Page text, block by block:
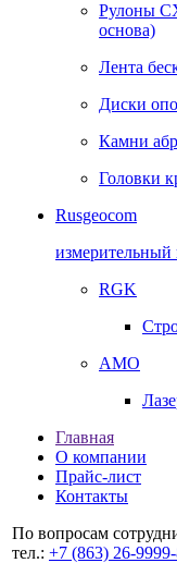
Рулоны
основа)
Лента
Диски
Камни
Головки
Rusgeocom
измерительный
RGK
AMO
Главная
О компании
Прайс-лист
Контакты
По вопросам
тел.: +7 (863)